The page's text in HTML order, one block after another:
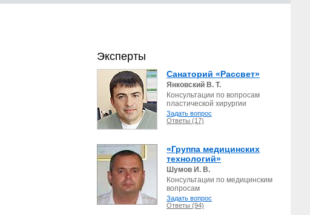
Эксперты
Санаторий «Рассвет»
Янковский В. Т.
Консультации по вопросам
пластической хирургии
Задать вопрос
Ответы (17)
«Группа медицинских
технологий»
Шумов И. В.
Консультации по медицинским
вопросам
Задать вопрос
Ответы (94)